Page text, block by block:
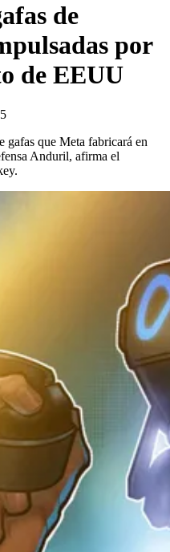
de
por
de EEUU
gafas que Meta fabricará en
Anduril, afirma el